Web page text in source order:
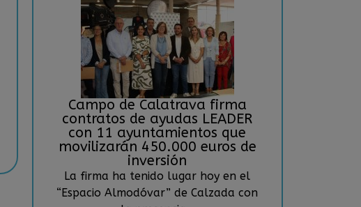
Campo de Calatrava firma
contratos de ayudas LEADER
con 11 ayuntamientos que
movilizarán 450.000 euros de
inversión
La firma ha tenido lugar hoy en el
“Espacio Almodóvar” de Calzada con